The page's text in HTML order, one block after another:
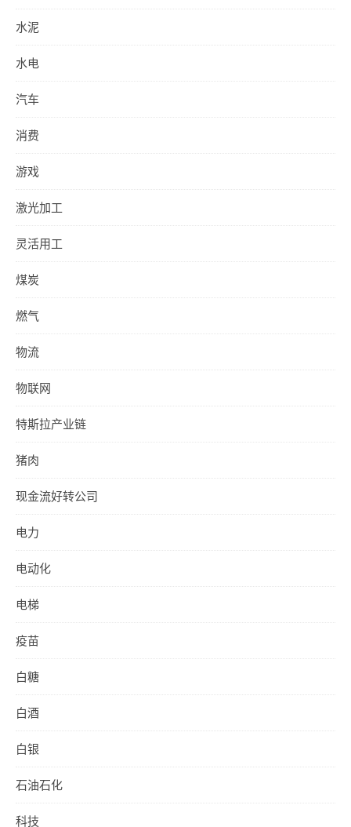
水泥
水电
汽车
消费
游戏
激光加工
灵活用工
煤炭
燃气
物流
物联网
特斯拉产业链
猪肉
现金流好转公司
电力
电动化
电梯
疫苗
白糖
白酒
白银
石油石化
科技